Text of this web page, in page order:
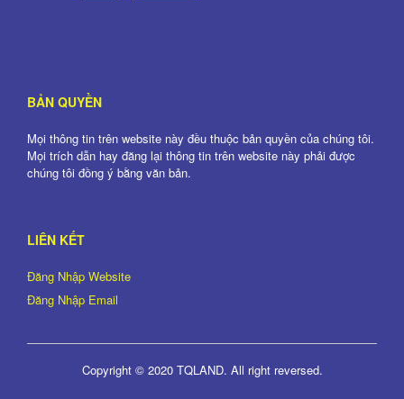
BẢN QUYỀN
Mọi thông tin trên website này đều thuộc bản quyền của chúng tôi.
Mọi trích dẫn hay đăng lại thông tin trên website này phải được
chúng tôi đồng ý bằng văn bản.
LIÊN KẾT
Đăng Nhập Website
Đăng Nhập Email
Copyright © 2020 TQLAND. All right reversed.